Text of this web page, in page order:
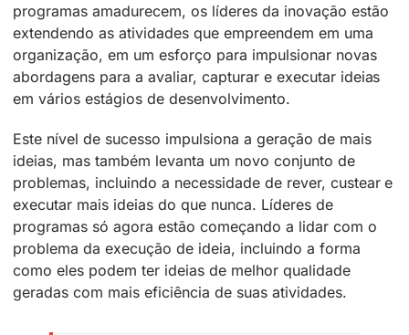
programas amadurecem, os líderes da inovação estão
extendendo as atividades que empreendem em uma
organização, em um esforço para impulsionar novas
abordagens para a avaliar, capturar e executar ideias
em vários estágios de desenvolvimento.
Este nível de sucesso impulsiona a geração de mais
ideias, mas também levanta um novo conjunto de
problemas, incluindo a necessidade de rever, custear e
executar mais ideias do que nunca. Líderes de
programas só agora estão começando a lidar com o
problema da execução de ideia, incluindo a forma
como eles podem ter ideias de melhor qualidade
geradas com mais eficiência de suas atividades.